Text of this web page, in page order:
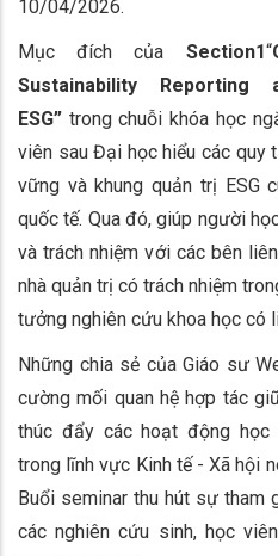
10/04/2026.
Mục đích của Section1“
Sustainability
ESG” trong chuỗi khóa học
viên sau Đại học hiểu các quy
vững và khung quản trị ESG
quốc tế. Qua đó, giúp người
và trách nhiệm với các bên
nhà quản trị có trách nhiệm
tưởng nghiên cứu khoa học có
Những chia sẻ của Giáo sư
cường mối quan hệ hợp tác
thúc đẩy các hoạt động học
trong lĩnh vực Kinh tế - Xã hội
Buổi seminar thu hút sự tham
các nghiên cứu sinh, học